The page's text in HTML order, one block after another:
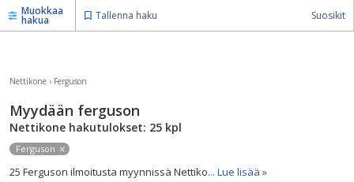
Muokkaa
hakua Tallenna haku Suosikit
Nettikone › Ferguson
Myydään ferguson
Nettikone hakutulokset: 25 kpl
Ferguson
25 Ferguson ilmoitusta myynnissä Nettiko... Lue lisää »